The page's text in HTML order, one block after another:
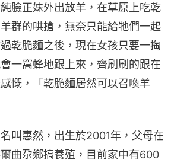
臉正妹外出放羊，在草原上吃乾
群的哄搶，無奈只能給牠們一起
乾脆麵之後，現在女孩只要一掏
一窩蜂地跟上來，齊刷刷的跟在
慨，「乾脆麵居然可以召喚羊
名叫惠然，出生於2001年，父母在
曲尕鄉搞養殖，目前家中有600